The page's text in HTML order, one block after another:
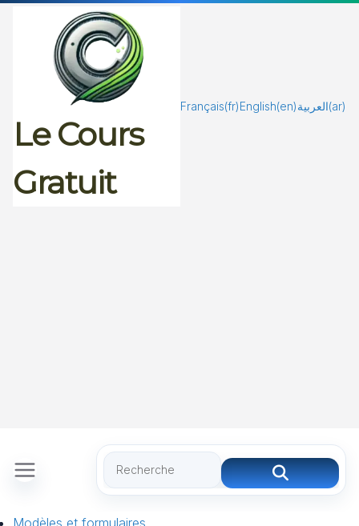
Le Cours
Gratuit
Français(fr)English(en)العربية(ar)
Modèles et formulaires